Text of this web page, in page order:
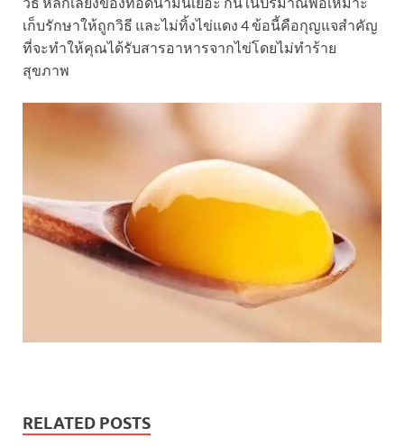
เก็บรักษาให้ถูกวิธี และไม่ทิ้งไข่แดง 4 ข้อนี้คือกุญแจสำคัญ
ที่จะทำให้คุณได้รับสารอาหารจากไข่โดยไม่ทำร้าย
สุขภาพ
RELATED POSTS